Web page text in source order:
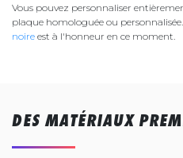
Vous pouvez personnaliser
plaque homologuée ou
noire est à l'honneur en ce moment.
DES MATÉRIAUX